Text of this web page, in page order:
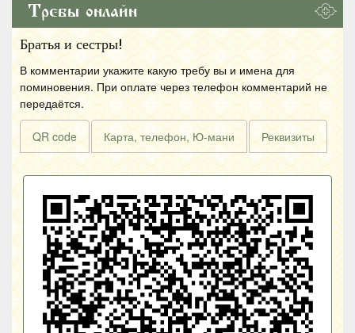
Требы онлайн
Братья и сестры!
В комментарии укажите какую требу вы и имена для
поминовения. При оплате через телефон комментарий не
передаётся.
QR code Карта, телефон, Ю-мани Реквизиты